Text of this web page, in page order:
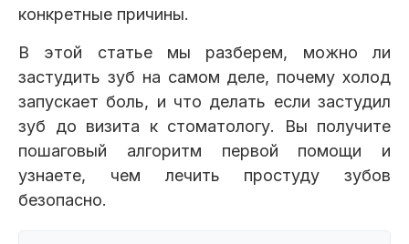
Чистка Отбеливание
Детская
стоматология
Разумовская
Богатова
Химки Ленинский Чертановская
Центр доктора
Рыжова
Все клиники и франшизы (10)
Работы
конкретные причины.
В этой статье мы разберем, можно ли
застудить зуб на самом деле, почему холод
запускает боль, и что делать если застудил
зуб до визита к стоматологу. Вы получите
пошаговый алгоритм первой помощи и
узнаете, чем лечить простуду зубов
безопасно.